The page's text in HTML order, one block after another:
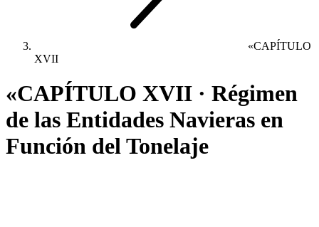
«CAPÍTULO
XVII
«CAPÍTULO XVII · Régimen
de las Entidades Navieras en
Función del Tonelaje